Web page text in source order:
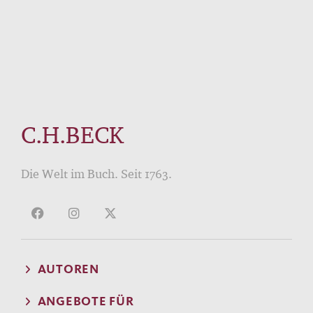
C.H.BECK
Die Welt im Buch. Seit 1763.
AUTOREN
ANGEBOTE FÜR